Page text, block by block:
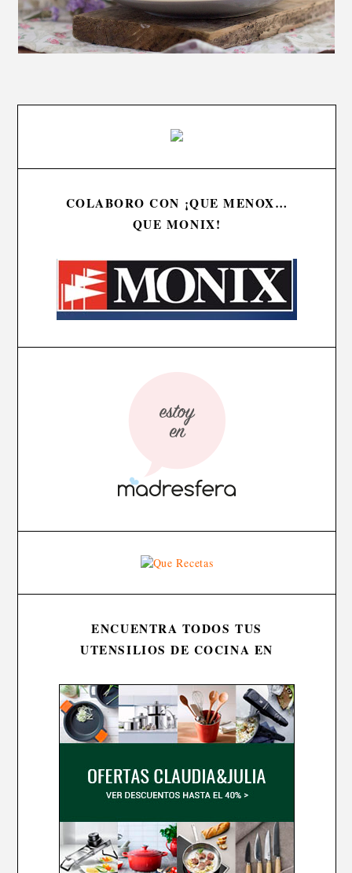
COLABORO CON ¡QUE MENOX…
QUE MONIX!
ENCUENTRA TODOS TUS
UTENSILIOS DE COCINA EN